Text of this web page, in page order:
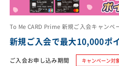
To Me CARD Prime 新規ご入会キャンペ
新規ご入会で最大10,000ポ
ご入会お申し込み期間 キャンペーン対